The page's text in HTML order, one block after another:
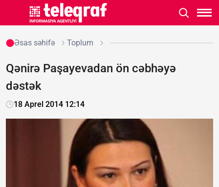
Əsas səhifə Toplum
Qənirə Paşayevadan ön cəbhəyə
dəstək
18 Aprel 2014 12:14